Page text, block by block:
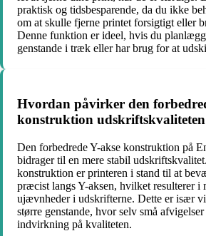
praktisk og tidsbesparende, da du ikke
om at skulle fjerne printet forsigtigt eller
Denne funktion er ideel, hvis du
genstande i træk eller har brug for at
Hvordan påvirker den
konstruktion
Den forbedrede Y-akse konstruktion på
bidrager til en mere stabil
konstruktion er printeren i stand til at
præcist langs Y-aksen, hvilket resulterer i
ujævnheder i udskrifterne. Dette er især
større genstande, hvor selv små
indvirkning på kvaliteten.